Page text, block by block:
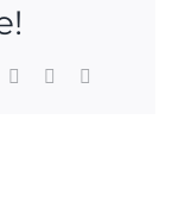
octobre
Xing